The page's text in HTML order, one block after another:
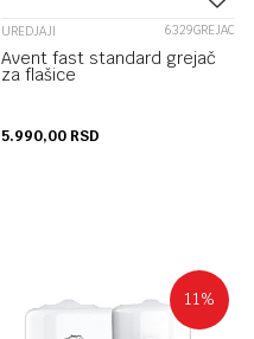
UREDJAJI 6329GREJAC
Avent fast standard grejač
za flašice
5.990,00 RSD
11%